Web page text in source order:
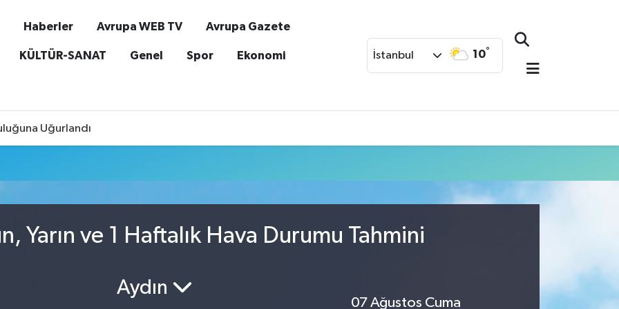
Haberler Avrupa WEB TV Avrupa Gazete
KÜLTÜR-SANAT Genel Spor Ekonomi İstanbul 10°
Uğurlandı
Yarın ve 1 Haftalık Hava Durumu Tahmini
Aydın
07 Ağustos Cuma